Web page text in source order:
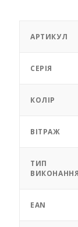
АРТИКУЛ
СЕРІЯ
КОЛІР
ВІТРАЖ
ТИП
ВИКОНАННЯ
EAN